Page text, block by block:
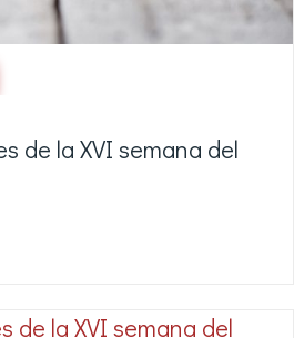
de la XVI semana del